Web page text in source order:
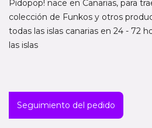
Pidopop! nace en Canarias, para
colección de Funkos y otros
todas las islas canarias en 24 - 72
las islas
Seguimiento del pedido